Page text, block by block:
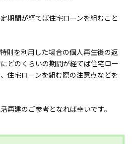
期間が経てば住宅ローンを組むこと
則を利用した場合の個人再生後の返
どのくらいの期間が経てば住宅ロー
住宅ローンを組む際の注意点などを
再建のご参考となれば幸いです。